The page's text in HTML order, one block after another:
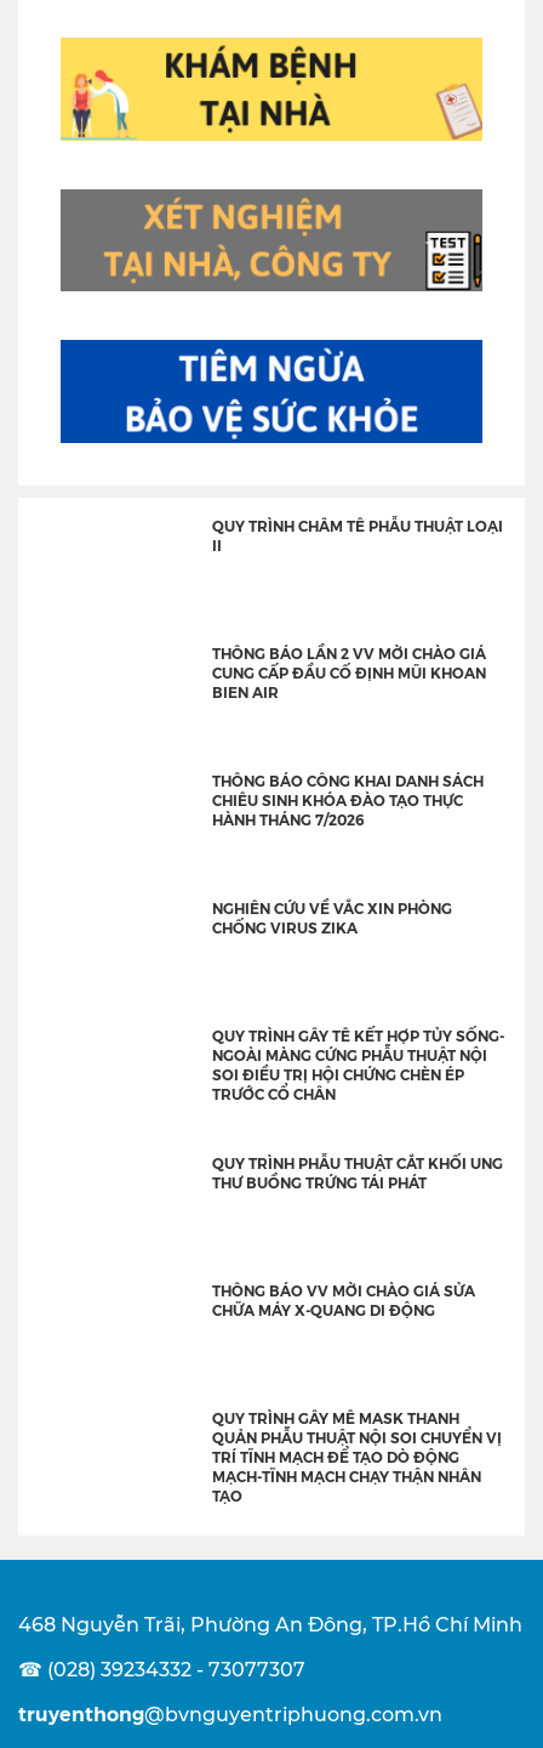
QUY TRÌNH CHÂM TÊ PHẪU THUẬT LOẠI
II
THÔNG BÁO LẦN 2 VV MỜI CHÀO GIÁ
CUNG CẤP ĐẦU CỐ ĐỊNH MŨI KHOAN
BIEN AIR
THÔNG BÁO CÔNG KHAI DANH SÁCH
CHIÊU SINH KHÓA ĐÀO TẠO THỰC
HÀNH THÁNG 7/2026
NGHIÊN CỨU VỀ VẮC XIN PHÒNG
CHỐNG VIRUS ZIKA
QUY TRÌNH GÂY TÊ KẾT HỢP TỦY SỐNG-
NGOÀI MÀNG CỨNG PHẪU THUẬT NỘI
SOI ĐIỀU TRỊ HỘI CHỨNG CHÈN ÉP
TRƯỚC CỔ CHÂN
QUY TRÌNH PHẪU THUẬT CẮT KHỐI UNG
THƯ BUỒNG TRỨNG TÁI PHÁT
THÔNG BÁO VV MỜI CHÀO GIÁ SỬA
CHỮA MÁY X-QUANG DI ĐỘNG
QUY TRÌNH GÂY MÊ MASK THANH
QUẢN PHẪU THUẬT NỘI SOI CHUYỂN VỊ
TRÍ TĨNH MẠCH ĐỂ TẠO DÒ ĐỘNG
MẠCH-TĨNH MẠCH CHẠY THẬN NHÂN
TẠO
468 Nguyễn Trãi, Phường An Đông, TP.Hồ Chí Minh
☎ (028) 39234332 - 73077307
truyenthong@bvnguyentriphuong.com.vn